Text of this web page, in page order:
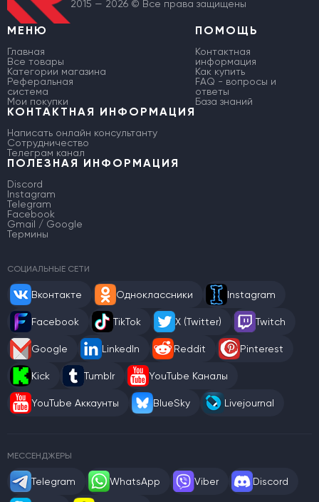
2015 — 2026 © Все права защищены
МЕНЮ
Главная
Все товары
Категории магазина
Реферальная
система
Мои покупки
ПОМОЩЬ
Контактная
информация
Как купить
FAQ - вопросы и
ответы
База знаний
КОНТАКТНАЯ ИНФОРМАЦИЯ
Написать онлайн консультанту
Сотрудничество
Телеграм канал
ПОЛЕЗНАЯ ИНФОРМАЦИЯ
Discord
Instagram
Telegram
Facebook
Gmail / Google
Термины
СОЦИАЛЬНЫЕ СЕТИ
Вконтакте Одноклассники Instagram
Facebook TikTok X (Twitter) Twitch
Google LinkedIn Reddit Pinterest
Kick Tumblr YouTube Каналы
YouTube Аккаунты BlueSky Livejournal
МЕССЕНДЖЕРЫ
Telegram WhatsApp Viber Discord